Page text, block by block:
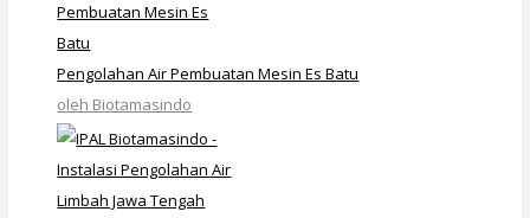
Pengolahan Air Pembuatan Mesin Es Batu
oleh Biotamasindo